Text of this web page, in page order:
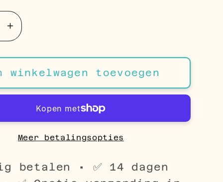
Aantal
verhogen
voor
Zilveren
Kerst
Oorbellen
Sneeuwpop
-
9mm
winkelwagen toevoegen
Meer betalingsopties
betalen • ✅ 14 dagen